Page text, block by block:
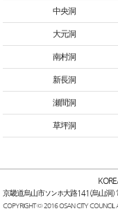
中央洞
大元洞
南村洞
新長洞
瀬間洞
草坪洞
京畿道烏山市ソンホ大路141(烏山
COPYRIGHT © 2016 OSAN CITY COUNCIL